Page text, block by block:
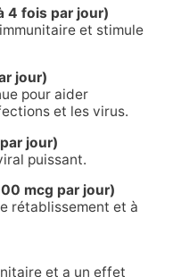
4 fois par jour)
et stimule
jour)
pour aider
et les virus.
jour)
puissant.
mcg par jour)
rétablissement et à
et a un effet